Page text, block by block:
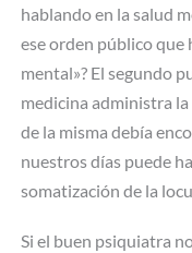
hablando en la salud
ese orden público que
mental»? El segundo
medicina administra
de la misma debía
nuestros días puede
somatización de la
Si el buen psiquiatra